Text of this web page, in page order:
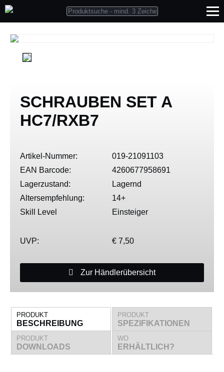
SCHRAUBEN SET A
HC7/RXB7
Artikel-Nummer:
019-21091103
EAN Barcode:
4260677958691
Lagerzustand:
Lagernd
Altersempfehlung:
14+
Skill Level
Einsteiger
UVP: € 7,50
Zur Händlerübersicht
PRODUKT
BESCHREIBUNG
PRODUKT
SPEZIFIKATIONEN
PRODUKT
DOWNLOADS
WO
ERHÄLTLICH?